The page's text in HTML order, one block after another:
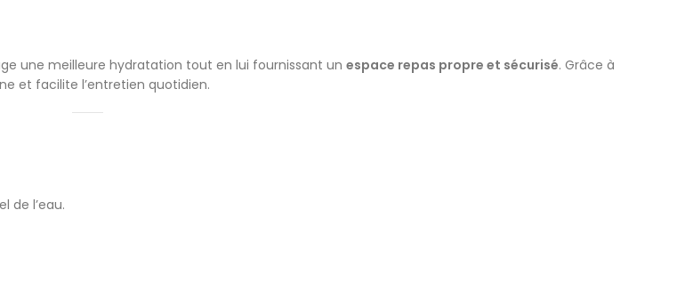
une meilleure hydratation tout en lui fournissant un espace repas propre et sécurisé. Grâce à
et facilite l’entretien quotidien.
de l’eau.